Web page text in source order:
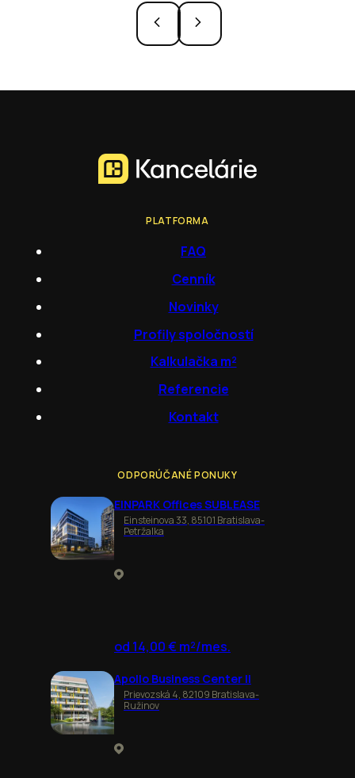
PLATFORMA
FAQ
Cenník
Novinky
Profily spoločností
Kalkulačka m²
Referencie
Kontakt
ODPORÚČANÉ PONUKY
EINPARK Offices SUBLEASE
Einsteinova 33, 85101 Bratislava-
Petržalka
od 14,00 € m²/mes.
Apollo Business Center II
Prievozská 4, 82109 Bratislava-
Ružinov